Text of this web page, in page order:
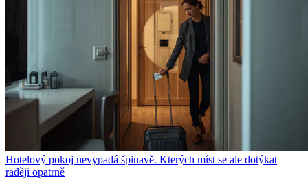
Hotelový pokoj nevypadá špinavě. Kterých míst se ale dotýkat
raději opatrně